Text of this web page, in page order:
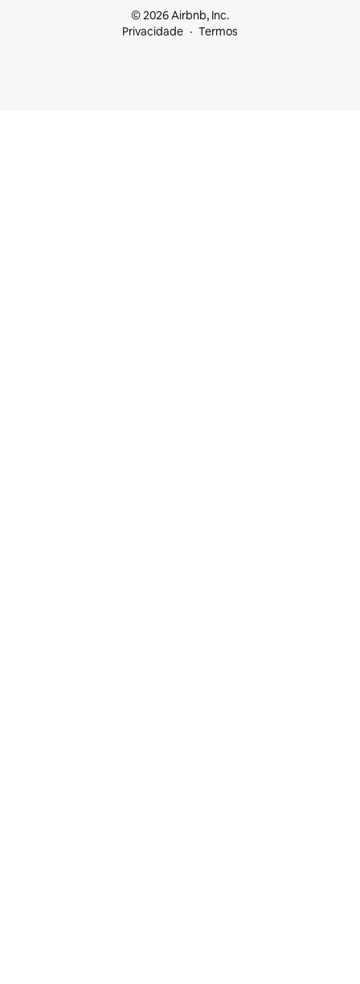
© 2026 Airbnb, Inc.
Privacidade
Termos